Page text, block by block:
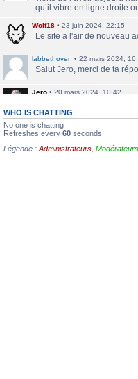
qu’il vibre en ligne droite
Wolf18 • 23 juin 2024, 22:15
Le site a l'air de nouveau
labbethoven • 22 mars 2024,
Salut Jero, merci de ta
Jero • 20 mars 2024, 10:42
verra plus facilement que
Jero•20 mars 2024, 10:42
Salut Kakashi et Bethoven
WHO IS CHATTING
No one is chatting
Refreshes every 60 seconds
Légende : Administrateurs